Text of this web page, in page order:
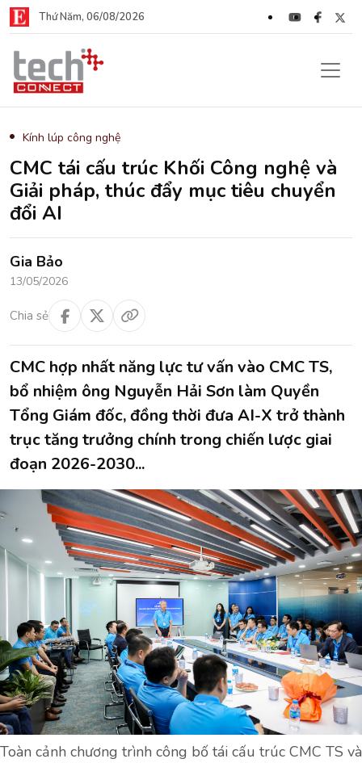
Thứ Năm, 06/08/2026
Kính lúp công nghệ
CMC tái cấu trúc Khối Công nghệ và
Giải pháp, thúc đẩy mục tiêu chuyển
đổi AI
Gia Bảo
13/05/2026
Chia sẻ
CMC hợp nhất năng lực tư vấn vào CMC TS,
bổ nhiệm ông Nguyễn Hải Sơn làm Quyền
Tổng Giám đốc, đồng thời đưa AI-X trở thành
trục tăng trưởng chính trong chiến lược giai
đoạn 2026-2030...
Toàn cảnh chương trình công bố tái cấu trúc CMC TS và